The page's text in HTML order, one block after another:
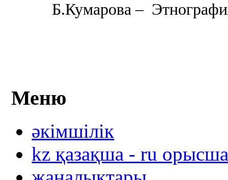
Б.Кумарова –
Меню
әкімшілік
kz қазақша - ru